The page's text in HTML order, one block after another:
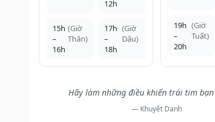
12h
15h
–
16h
(Giờ
Thân)
17h
–
18h
(Giờ
Dậu)
19h
–
20h
(Giờ
Tuất)
Hãy làm những điều khiến trái tim bạn
— Khuyết Danh